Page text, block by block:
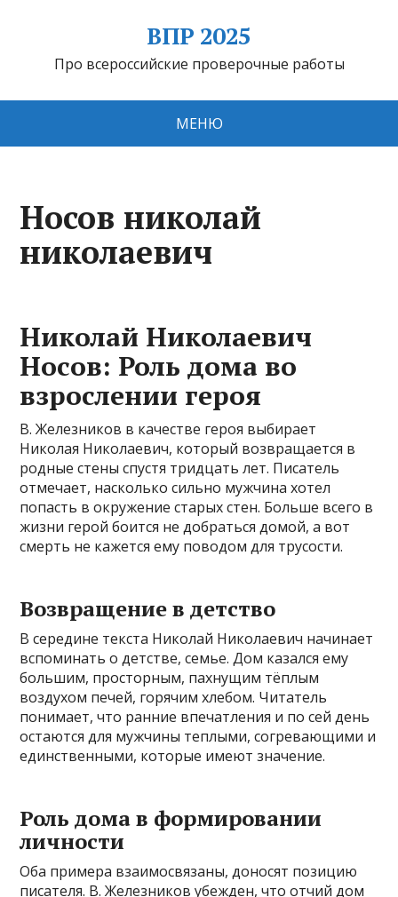
ВПР 2025
Про всероссийские проверочные работы
МЕНЮ
Носов николай
николаевич
Николай Николаевич
Носов: Роль дома во
взрослении героя
В. Железников в качестве героя выбирает
Николая Николаевич, который возвращается в
родные стены спустя тридцать лет. Писатель
отмечает, насколько сильно мужчина хотел
попасть в окружение старых стен. Больше всего в
жизни герой боится не добраться домой, а вот
смерть не кажется ему поводом для трусости.
Возвращение в детство
В середине текста Николай Николаевич начинает
вспоминать о детстве, семье. Дом казался ему
большим, просторным, пахнущим тёплым
воздухом печей, горячим хлебом. Читатель
понимает, что ранние впечатления и по сей день
остаются для мужчины теплыми, согревающими и
единственными, которые имеют значение.
Роль дома в формировании
личности
Оба примера взаимосвязаны, доносят позицию
писателя. В. Железников убежден, что отчий дом